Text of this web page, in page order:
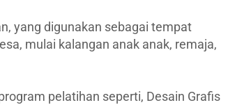
yang digunakan sebagai tempat
mulai kalangan anak anak, remaja,
pelatihan seperti, Desain Grafis